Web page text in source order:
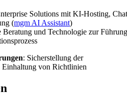
Solutions mit KI-Hosting,
(mgm AI Assistant)
Beratung und Technologie zur
: Sicherstellung der
von Richtlinien